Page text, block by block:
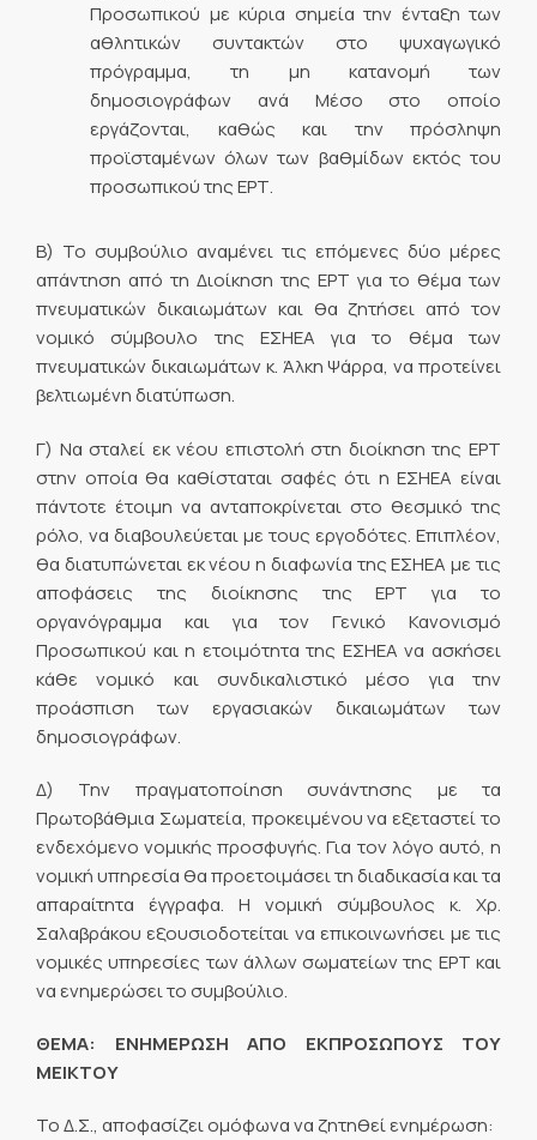
Προσωπικού με κύρια σημεία την ένταξη των
αθλητικών συντακτών στο ψυχαγωγικό
πρόγραμμα, τη μη κατανομή των
δημοσιογράφων ανά Μέσο στο οποίο
εργάζονται, καθώς και την πρόσληψη
προϊσταμένων όλων των βαθμίδων εκτός του
προσωπικού της ΕΡΤ.
Β) Το συμβούλιο αναμένει τις επόμενες δύο μέρες
απάντηση από τη Διοίκηση της ΕΡΤ για το θέμα των
πνευματικών δικαιωμάτων και θα ζητήσει από τον
νομικό σύμβουλο της ΕΣΗΕΑ για το θέμα των
πνευματικών δικαιωμάτων κ. Άλκη Ψάρρα, να προτείνει
βελτιωμένη διατύπωση.
Γ) Να σταλεί εκ νέου επιστολή στη διοίκηση της ΕΡΤ
στην οποία θα καθίσταται σαφές ότι η ΕΣΗΕΑ είναι
πάντοτε έτοιμη να ανταποκρίνεται στο θεσμικό της
ρόλο, να διαβουλεύεται με τους εργοδότες. Επιπλέον,
θα διατυπώνεται εκ νέου η διαφωνία της ΕΣΗΕΑ με τις
αποφάσεις της διοίκησης της ΕΡΤ για το
οργανόγραμμα και για τον Γενικό Κανονισμό
Προσωπικού και η ετοιμότητα της ΕΣΗΕΑ να ασκήσει
κάθε νομικό και συνδικαλιστικό μέσο για την
προάσπιση των εργασιακών δικαιωμάτων των
δημοσιογράφων.
Δ) Την πραγματοποίηση συνάντησης με τα
Πρωτοβάθμια Σωματεία, προκειμένου να εξεταστεί το
ενδεχόμενο νομικής προσφυγής. Για τον λόγο αυτό, η
νομική υπηρεσία θα προετοιμάσει τη διαδικασία και τα
απαραίτητα έγγραφα. Η νομική σύμβουλος κ. Χρ.
Σαλαβράκου εξουσιοδοτείται να επικοινωνήσει με τις
νομικές υπηρεσίες των άλλων σωματείων της ΕΡΤ και
να ενημερώσει το συμβούλιο.
ΘΕΜΑ: ΕΝΗΜΕΡΩΣΗ ΑΠΟ ΕΚΠΡΟΣΩΠΟΥΣ ΤΟΥ
ΜΕΙΚΤΟΥ
Το Δ.Σ., αποφασίζει ομόφωνα να ζητηθεί ενημέρωση: